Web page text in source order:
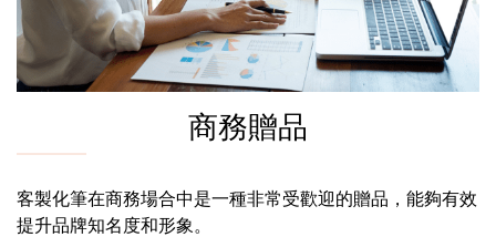
商務贈品
客製化筆在商務場合中是一種非常受歡迎的贈品，能夠有效
提升品牌知名度和形象。